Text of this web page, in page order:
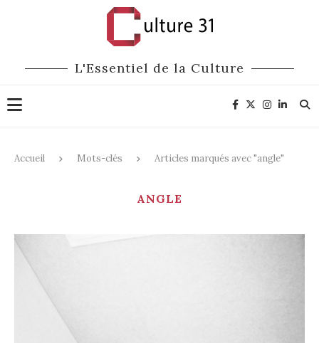
L'Essentiel de la Culture
Accueil Mots-clés Articles marqués avec "angle"
ANGLE